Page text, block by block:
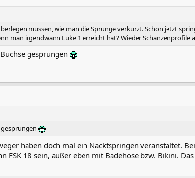
müssen, wie man die Sprünge verkürzt. Schon jetzt
man irgendwann Luke 1 erreicht hat? Wieder Schanzenprofile
gesprungen
haben doch mal ein Nacktspringen veranstaltet.
FSK 18 sein, außer eben mit Badehose bzw. Bikini.